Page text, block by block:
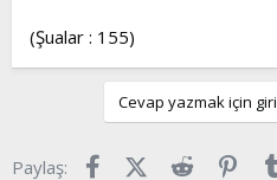
(Şualar : 155)
Cevap yazmak için
Paylaş: FacebookX (Twitter)
Reddit